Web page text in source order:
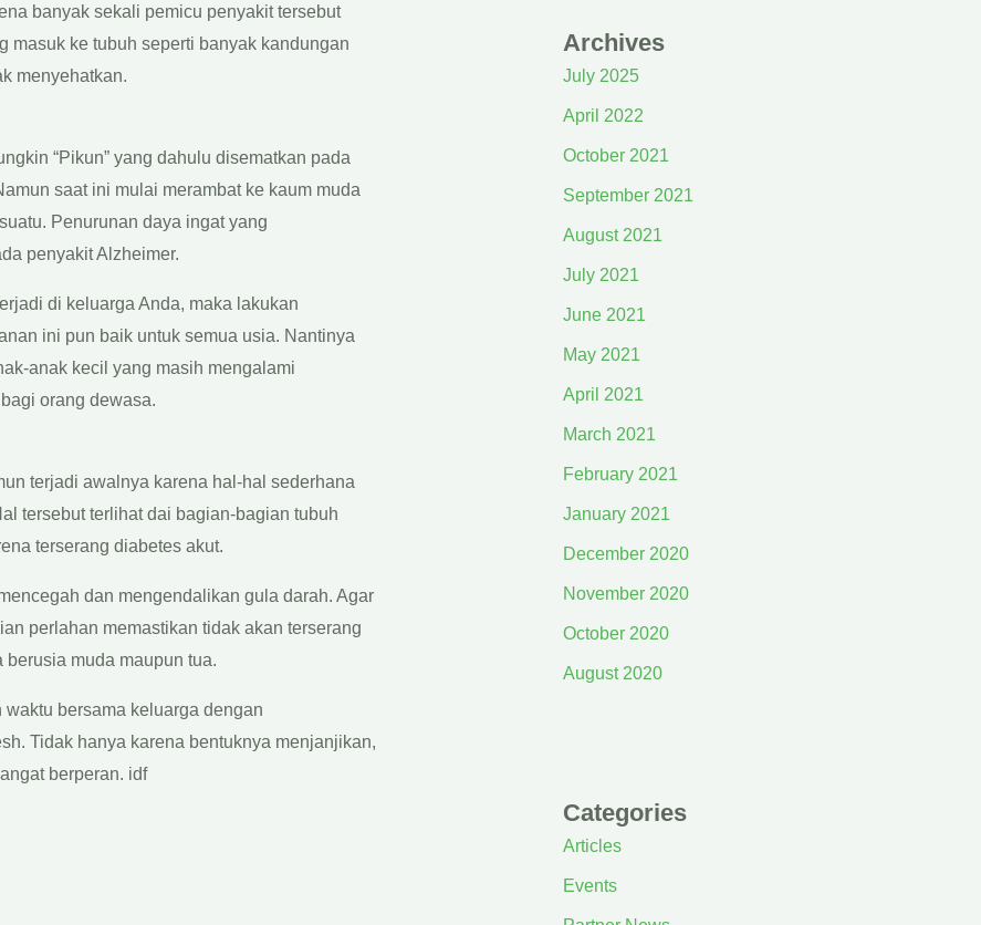
banyak sekali pemicu penyakit tersebut
masuk ke tubuh seperti banyak kandungan
menyehatkan.
“Pikun” yang dahulu disematkan pada
saat ini mulai merambat ke kaum muda
Penurunan daya ingat yang
penyakit Alzheimer.
di keluarga Anda, maka lakukan
ini pun baik untuk semua usia. Nantinya
anak kecil yang masih mengalami
orang dewasa.
terjadi awalnya karena hal-hal sederhana
tersebut terlihat dai bagian-bagian tubuh
terserang diabetes akut.
dan mengendalikan gula darah. Agar
perlahan memastikan tidak akan terserang
muda maupun tua.
bersama keluarga dengan
Tidak hanya karena bentuknya menjanjikan,
berperan. idf
Archives
July 2025
April 2022
October 2021
September 2021
August 2021
July 2021
June 2021
May 2021
April 2021
March 2021
February 2021
January 2021
December 2020
November 2020
October 2020
August 2020
Categories
Articles
Events